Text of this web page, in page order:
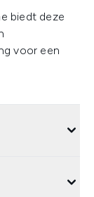
biedt deze
voor een